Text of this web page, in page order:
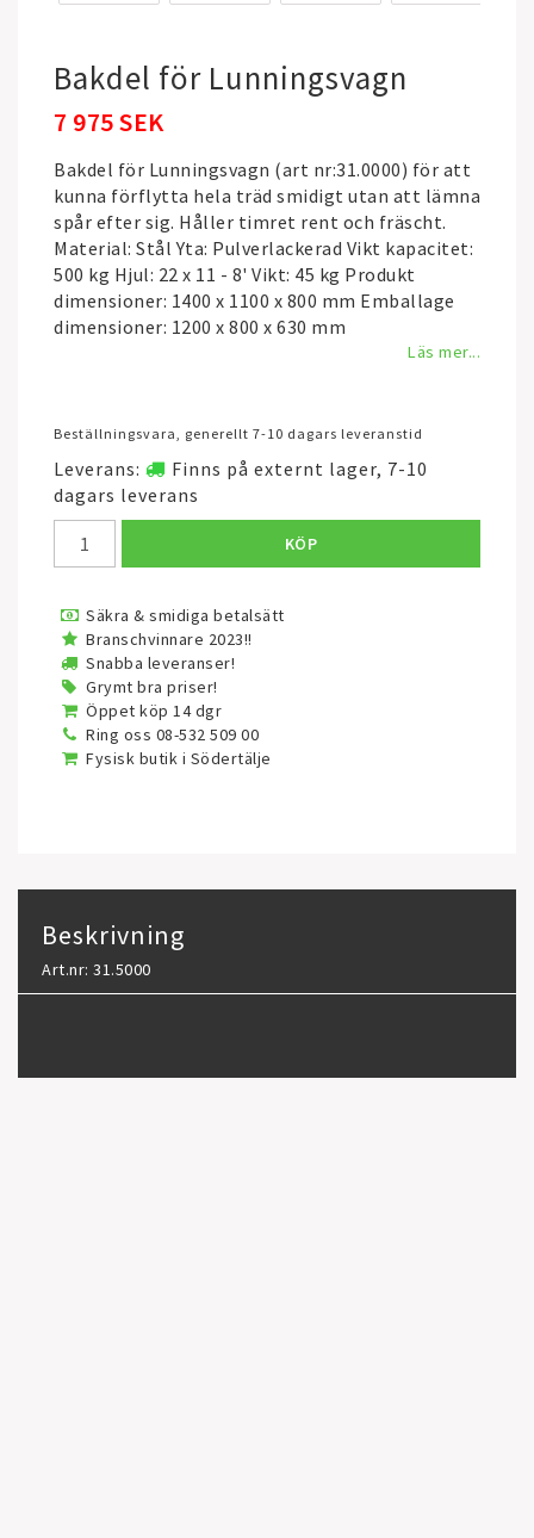
Bakdel för Lunningsvagn
7 975 SEK
Bakdel för Lunningsvagn (art nr:31.0000) för att
kunna förflytta hela träd smidigt utan att lämna
spår efter sig. Håller timret rent och fräscht.
Material: Stål Yta: Pulverlackerad Vikt kapacitet:
500 kg Hjul: 22 x 11 - 8' Vikt: 45 kg Produkt
dimensioner: 1400 x 1100 x 800 mm Emballage
dimensioner: 1200 x 800 x 630 mm
Läs mer...
Beställningsvara, generellt 7-10 dagars leveranstid
Leverans:
Finns på externt lager, 7-10
dagars leverans
KÖP
Säkra & smidiga betalsätt
Branschvinnare 2023!!
Snabba leveranser!
Grymt bra priser!
Öppet köp 14 dgr
Ring oss 08-532 509 00
Fysisk butik i Södertälje
Beskrivning
Art.nr: 31.5000